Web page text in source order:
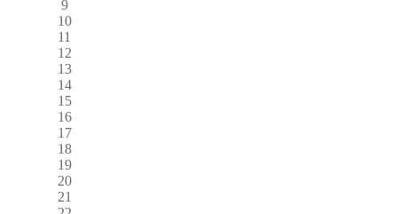
9
10
11
12
13
14
15
16
17
18
19
20
21